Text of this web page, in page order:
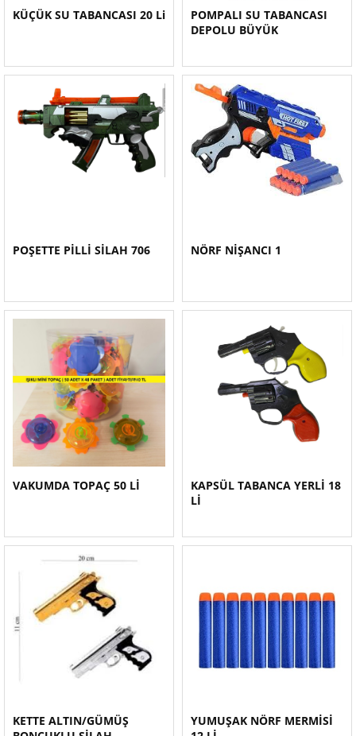
KÜÇÜK SU TABANCASI 20 Li
POMPALI SU TABANCASI
DEPOLU BÜYÜK
POŞETTE PİLLİ SİLAH 706 NÖRF NİŞANCI 1
VAKUMDA TOPAÇ 50 Lİ
KAPSÜL TABANCA YERLİ 18
Lİ
KETTE ALTIN/GÜMÜŞ
YUMUŞAK NÖRF MERMİSİ